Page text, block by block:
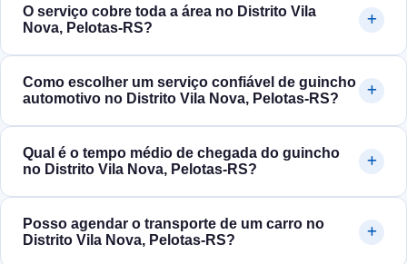
O serviço cobre toda a área no Distrito Vila
Nova, Pelotas‑RS?
Como escolher um serviço confiável de guincho
automotivo no Distrito Vila Nova, Pelotas‑RS?
Qual é o tempo médio de chegada do guincho
no Distrito Vila Nova, Pelotas‑RS?
Posso agendar o transporte de um carro no
Distrito Vila Nova, Pelotas‑RS?